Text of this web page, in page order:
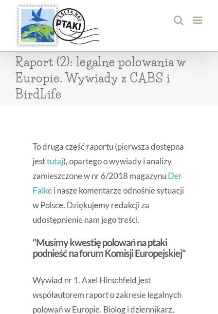
Przejdź
zawartości
Raport (2): legalne polowania w
Europie. Wywiady z CABS i
BirdLife
To druga część raportu (pierwsza dostępna
jesttutaj), opartego o wywiady i analizy
zamieszczone w nr 6/2018 magazynuDer
Falkei nasze komentarze odnośnie sytuacji
w Polsce. Dziękujemy redakcji za
udostępnienie nam jego treści.
“Musimy kwestię polowań na ptaki
podnieść na forum Komisji Europejskiej”
Wywiad nr 1. Axel Hirschfeld jest
współautorem raport o zakresie legalnych
polowań w Europie. Biolog i dziennikarz,